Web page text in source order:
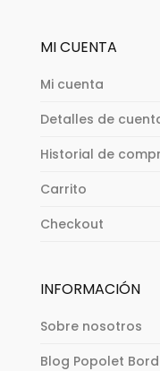
MI CUENTA
Mi cuenta
Detalles de
Historial de
Carrito
Checkout
INFORMACIÓN
Sobre nosotros
Blog Popolet